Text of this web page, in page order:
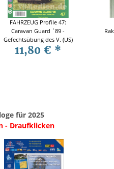
FAHRZEUG Profile 47:
Caravan Guard `89 -
Gefechtsübung des V. (US)
Korps - Peter Blume
11,80 € *
für 2025
- Draufklicken